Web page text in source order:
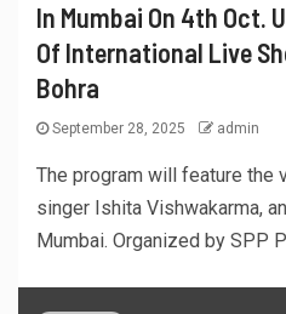
In Mumbai On 4th Oct.
Of International Live
Bohra
September 28, 2025 admin
The program will feature the
singer Ishita Vishwakarma,
Mumbai. Organized by SPP